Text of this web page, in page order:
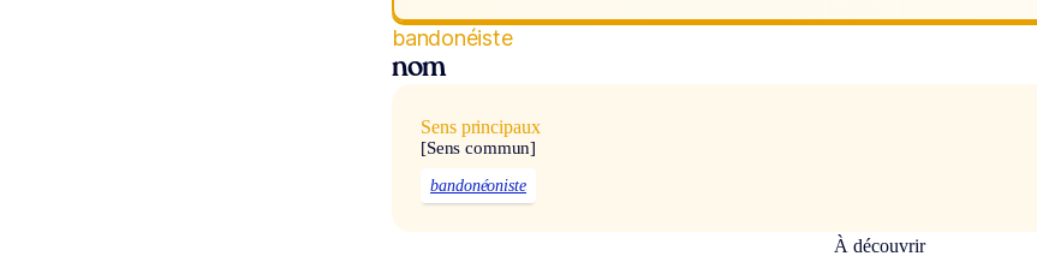
bandonéiste
nom
Sens principaux
[Sens commun]
bandonéoniste
À découvrir